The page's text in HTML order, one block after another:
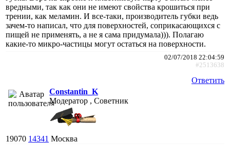
вредными, так как они не имеют свойства крошиться при
трении, как меламин. И все-таки, производитель губки ведь
зачем-то написал, что для поверхностей, соприкасающихся с
пищей не применять, а не я сама придумала))). Полагаю
какие-то микро-частицы могут остаться на поверхности.
02/07/2018 22:04:59
#2513638
Ответить
Constantin_K
Модератор , Советник
19070 14341 Москва